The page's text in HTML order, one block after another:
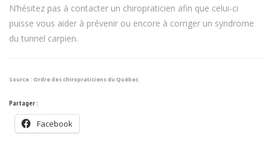
N’hésitez pas à contacter un chiropraticien afin que celui-ci
puisse vous aider à prévenir ou encore à corriger un syndrome
du tunnel carpien.
Source : Ordre des chiropraticiens du Québec
Partager :
Facebook